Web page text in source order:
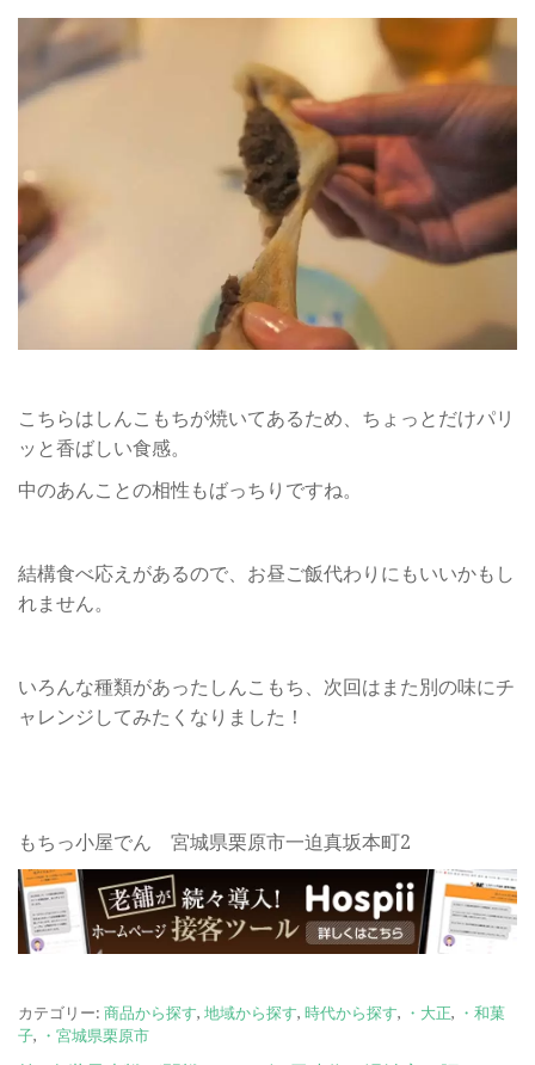
こちらはしんこもちが焼いてあるため、ちょっとだけパリ
ッと香ばしい食感。
中のあんことの相性もばっちりですね。
結構食べ応えがあるので、お昼ご飯代わりにもいいかもし
れません。
いろんな種類があったしんこもち、次回はまた別の味にチ
ャレンジしてみたくなりました！
もちっ小屋でん 宮城県栗原市一迫真坂本町2
カテゴリー: 商品から探す, 地域から探す, 時代から探す, ・大正, ・和菓
子, ・宮城県栗原市